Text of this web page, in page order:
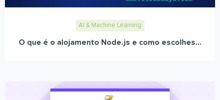
AI & Machine Learning
O que é o alojamento Node.js e como escolhes...